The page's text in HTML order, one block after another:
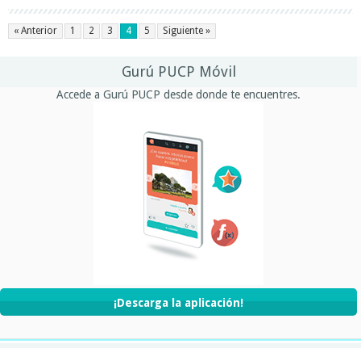
« Anterior 1 2 3 4 5 Siguiente »
Gurú PUCP Móvil
Accede a Gurú PUCP desde donde te encuentres.
¡Descarga la aplicación!